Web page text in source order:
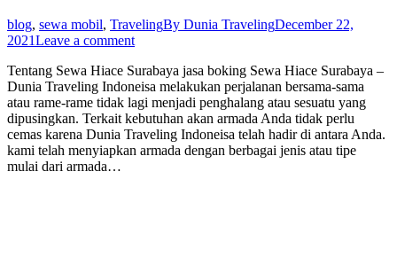
blog, sewa mobil, TravelingBy Dunia TravelingDecember 22,
2021Leave a comment
Tentang Sewa Hiace Surabaya jasa boking Sewa Hiace Surabaya –
Dunia Traveling Indoneisa melakukan perjalanan bersama-sama
atau rame-rame tidak lagi menjadi penghalang atau sesuatu yang
dipusingkan. Terkait kebutuhan akan armada Anda tidak perlu
cemas karena Dunia Traveling Indoneisa telah hadir di antara Anda.
kami telah menyiapkan armada dengan berbagai jenis atau tipe
mulai dari armada…